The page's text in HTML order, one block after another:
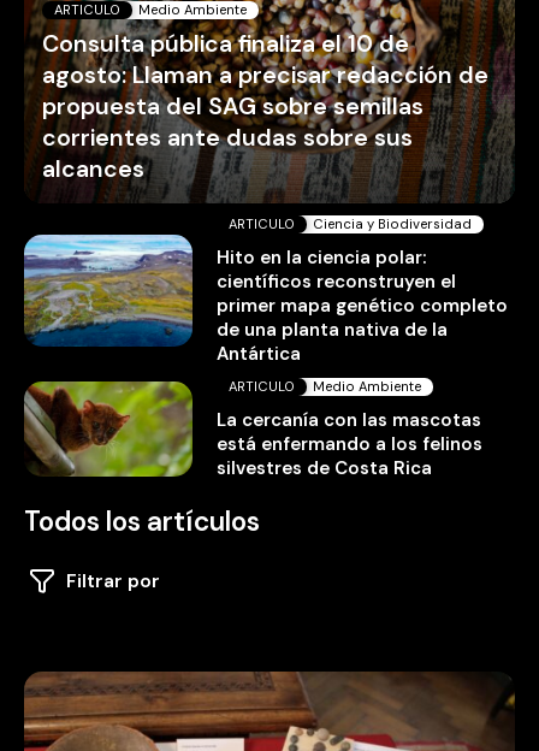
ARTICULO Medio Ambiente
Consulta pública finaliza el 10 de
agosto: Llaman a precisar redacción de
propuesta del SAG sobre semillas
corrientes ante dudas sobre sus
alcances
ARTICULO Ciencia y Biodiversidad
Hito en la ciencia polar:
científicos reconstruyen el
primer mapa genético completo
de una planta nativa de la
Antártica
ARTICULO Medio Ambiente
La cercanía con las mascotas
está enfermando a los felinos
silvestres de Costa Rica
Todos los artículos
Filtrar por